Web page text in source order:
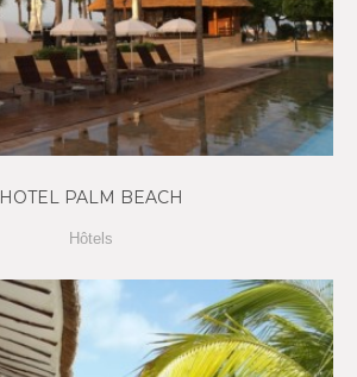
HOTEL PALM BEACH
Hôtels